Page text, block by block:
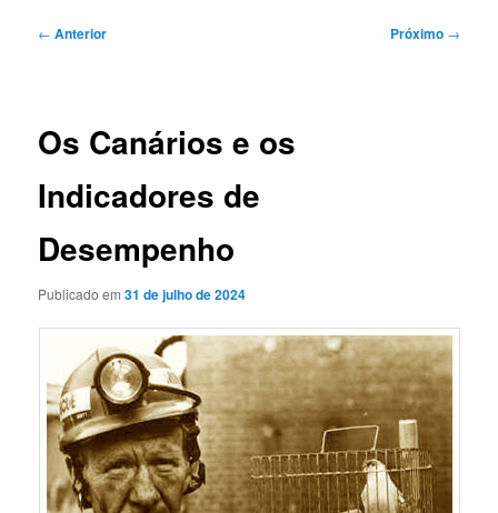
Navegação
← Anterior Próximo →
Os Canários e os
Indicadores de
Desempenho
Publicado em31 de julho de 2024